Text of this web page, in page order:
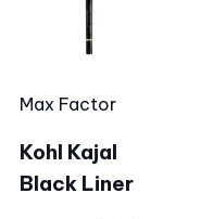
Max Factor
Kohl Kajal
Black Liner